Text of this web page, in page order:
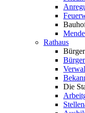
Rathaus
Die